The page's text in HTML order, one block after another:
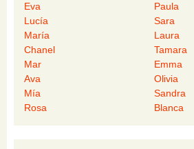
Eva
Paula
Lucía
Sara
María
Laura
Chanel
Tamara
Mar
Emma
Ava
Olivia
Mía
Sandra
Rosa
Blanca